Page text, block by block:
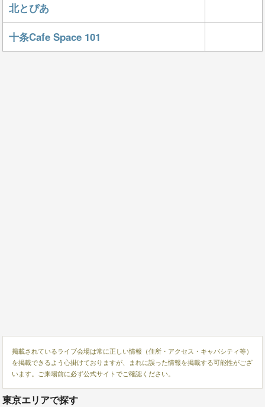
北とぴあ
十条Cafe Space 101
掲載されているライブ会場は常に正しい情報（住所・アクセス・キャパシティ等）
を掲載できるよう心掛けておりますが、まれに誤った情報を掲載する可能性がござ
います。ご来場前に必ず公式サイトでご確認ください。
東京エリアで探す